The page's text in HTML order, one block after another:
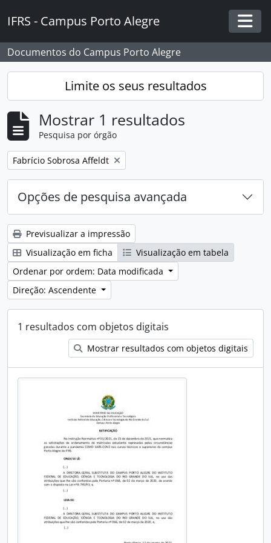
IFRS - Campus Porto Alegre
Documentos do Campus Porto Alegre
Limite os seus resultados
Mostrar 1 resultados
Pesquisa por órgão
Remover filtro:
Fabrício Sobrosa Affeldt
Opções de pesquisa avançada
Previsualizar a impressão
Visualização em ficha
Visualização em tabela
Ordenar por ordem: Data modificada
Direção: Ascendente
1 resultados com objetos digitais
Mostrar resultados com objetos digitais